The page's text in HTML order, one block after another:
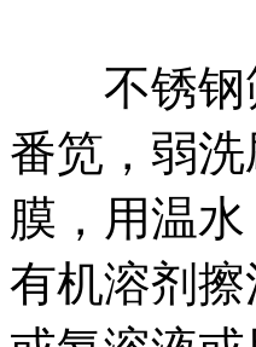
不锈钢筛
番笕，弱
膜，用温
有机溶剂